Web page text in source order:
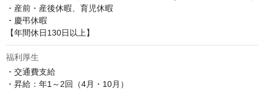
・産前・産後休暇、育児休暇
・慶弔休暇
【年間休日130日以上】
福利厚生
・交通費支給
・昇給：年1～2回（4月・10月）